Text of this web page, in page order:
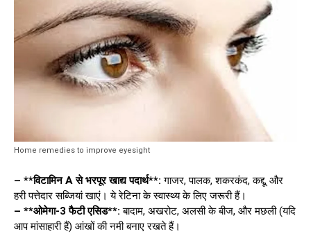
Home remedies to improve eyesight
– **विटामिन A से भरपूर खाद्य पदार्थ**: गाजर, पालक, शकरकंद, कद्दू, और
हरी पत्तेदार सब्जियां खाएं। ये रेटिना के स्वास्थ्य के लिए जरूरी हैं।
– **ओमेगा-3 फैटी एसिड**: बादाम, अखरोट, अलसी के बीज, और मछली (यदि
आप मांसाहारी हैं) आंखों की नमी बनाए रखते हैं।